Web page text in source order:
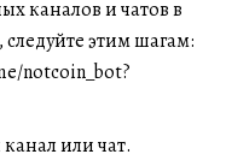
каналов и чатов в
этим шагам:
notcoin_bot?
или чат.